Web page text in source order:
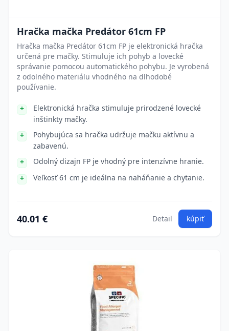
Hračka mačka Predátor 61cm FP
Hračka mačka Predátor 61cm FP je elektronická hračka
určená pre mačky. Stimuluje ich pohyb a lovecké
správanie pomocou automatického pohybu. Je vyrobená
z odolného materiálu vhodného na dlhodobé
používanie.
Elektronická hračka stimuluje prirodzené lovecké
inštinkty mačky.
Pohybujúca sa hračka udržuje mačku aktívnu a
zabavenú.
Odolný dizajn FP je vhodný pre intenzívne hranie.
Veľkosť 61 cm je ideálna na naháňanie a chytanie.
40.01 € Detail kúpiť